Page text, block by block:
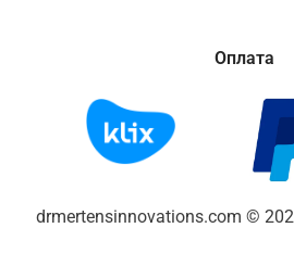
Оплата
drmertensinnovations.com ©